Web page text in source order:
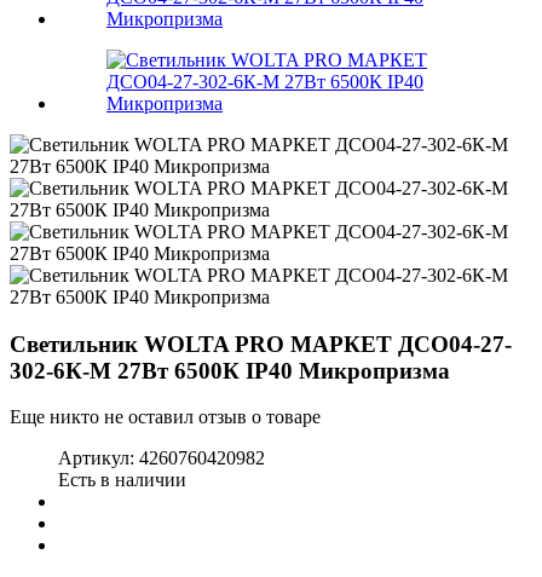
Светильник WOLTA PRO МАРКЕТ ДСО04-27-
302-6К-М 27Вт 6500К IP40 Микропризма
Еще никто не оставил отзыв о товаре
Артикул: 4260760420982
Есть в наличии